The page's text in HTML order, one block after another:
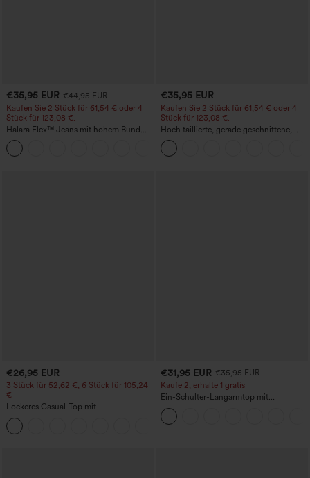
€35,95 EUR €44,95 EUR
Kaufen Sie 2 Stück für 61,54 € oder 4
Stück für 123,08 €.
Halara Flex™ Jeans mit hohem Bund
und Taschen, gewaschener, lässiger
Bootcut
€35,95 EUR
Kaufen Sie 2 Stück für 61,54 € oder 4
Stück für 123,08 €.
Hoch taillierte, gerade geschnittene,
legere Leinen-Optik-Hose mit Taschen
€26,95 EUR
3 Stück für 52,62 €, 6 Stück für 105,24
€
Lockeres Casual-Top mit
Rundhalsausschnitt und
Fledermausärmeln
€31,95 EUR €35,95 EUR
Kaufe 2, erhalte 1 gratis
Ein-Schulter-Langarmtop mit
Daumenloch, geschwungener Saum
(High-Low), schnell trocknend – Yoga-
Sporttop mit integriertem BH